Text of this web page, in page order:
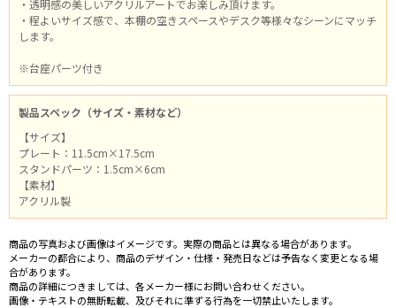
・透明感の美しいアクリルアートでお楽しみ頂けます。
・程よいサイズ感で、本棚の空きスペースやデスク等様々なシーンにマッチ
します。
※台座パーツ付き
製品スペック（サイズ・素材など）
【サイズ】
プレート：11.5cm×17.5cm
スタンドパーツ：1.5cm×6cm
【素材】
アクリル製
商品の写真および画像はイメージです。実際の商品とは異なる場合があります。
メーカーの都合により、商品のデザイン・仕様・発売日などは予告なく変更となる場
合があります。
商品の詳細につきましては、各メーカー様にお問い合わせください。
画像・テキストの無断転載、及びそれに準ずる行為を一切禁止いたします。